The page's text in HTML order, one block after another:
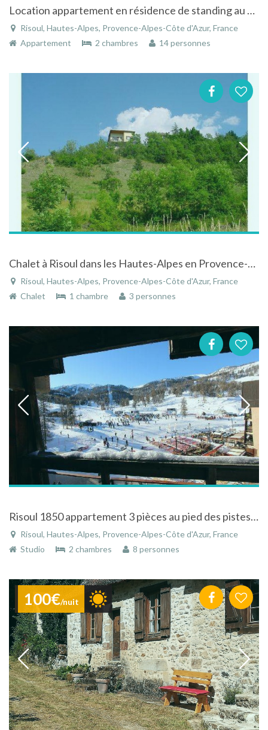
Location appartement en résidence de standing au pied des piste à Risoul dans les Hautes Alpes
Risoul, Hautes-Alpes, Provence-Alpes-Côte d'Azur, France
Appartement
2 chambres 14 personnes
Chalet à Risoul dans les Hautes-Alpes en Provence-Alpes-Côte d'Azur
Risoul, Hautes-Alpes, Provence-Alpes-Côte d'Azur, France
Chalet
1 chambre 3 personnes
Risoul 1850 appartement 3 pièces au pied des pistes tout confort 6 personnes
Risoul, Hautes-Alpes, Provence-Alpes-Côte d'Azur, France
Studio
2 chambres 8 personnes
100€/nuit